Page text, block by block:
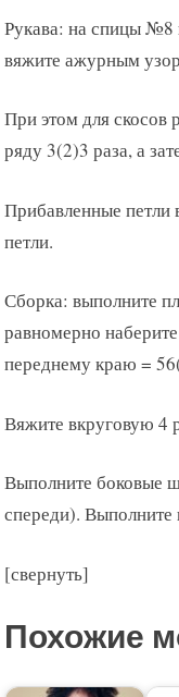
Рукава: на спицы №8
вяжите ажурным
При этом для скосов
ряду 3(2)3 раза, а
Прибавленные петли
петли.
Сборка: выполните
равномерно
переднему краю =
Вяжите вкруговую 4
Выполните боковые
спереди).
[свернуть]
Похожие